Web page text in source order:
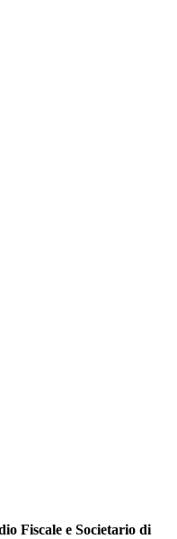
Fiscale e Societario di